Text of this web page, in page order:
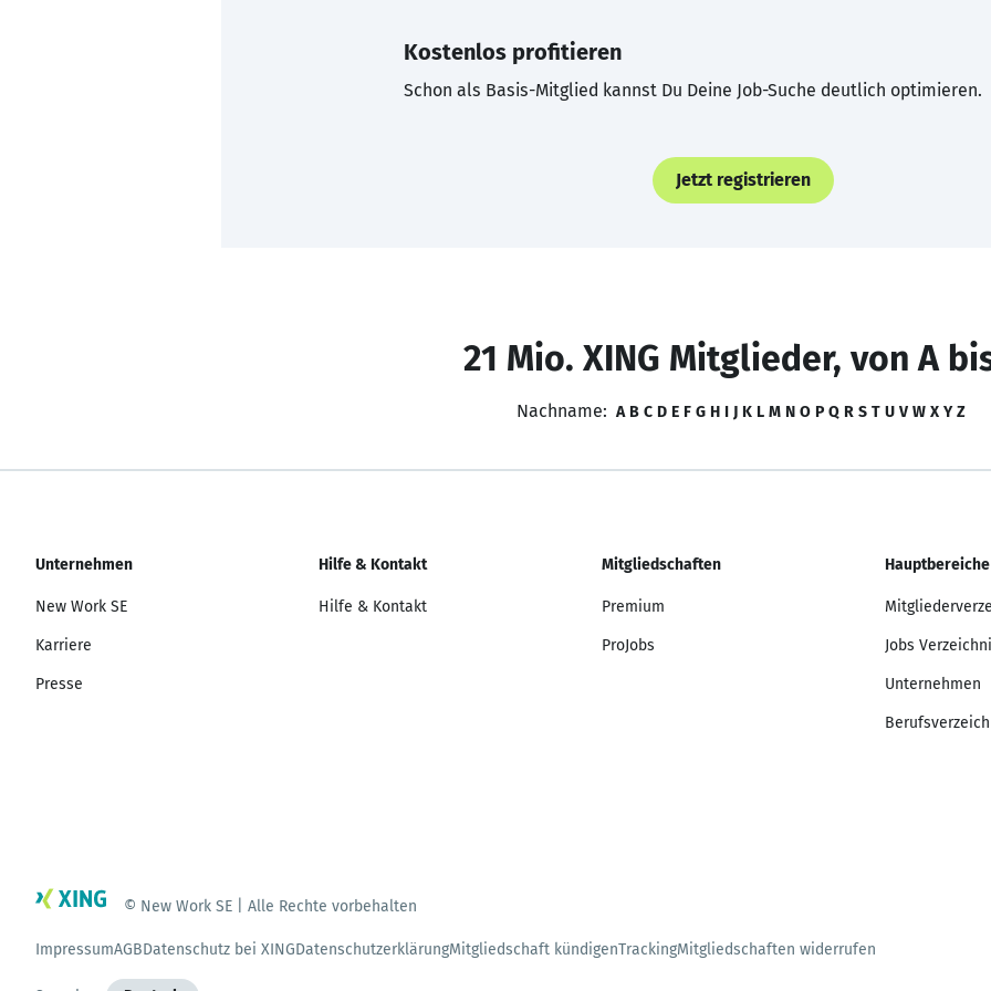
Kostenlos profitieren
Schon als Basis-Mitglied kannst Du Deine Job-Suche deutlich optimieren.
Jetzt registrieren
21 Mio. XING Mitglieder, von A
Nachname: A B C D E F G H I J K L M N O P Q R S T U V W X Y Z
Unternehmen
New Work SE
Karriere
Presse
Hilfe & Kontakt
Hilfe & Kontakt
Mitgliedschaften
Premium
ProJobs
Hauptbereiche
Jobs
Unternehmen
© New Work SE | Alle Rechte vorbehalten
ImpressumAGBDatenschutz bei XINGDatenschutzerklärungMitgliedschaft kündigenTrackingMitgliedschaften widerrufen